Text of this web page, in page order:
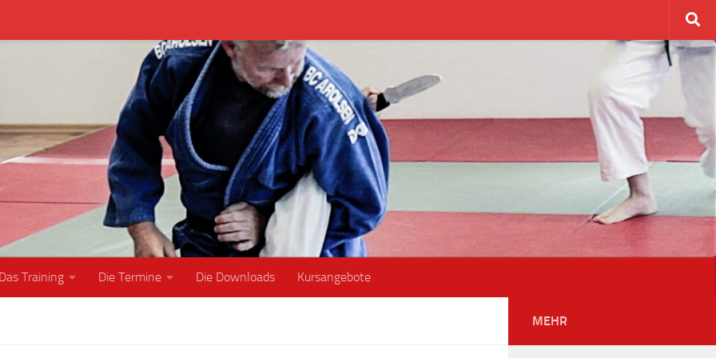
Das Training Die Termine Die Downloads Kursangebote
MEHR